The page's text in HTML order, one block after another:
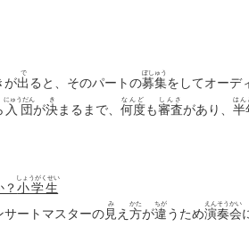
が出
で
ると、そのパートの募集
ぼしゅう
をしてオーデ
入団
にゅうだん
が決
き
まるまで、 何度
なんど
も審査
しんさ
があり、 半
はん
？小学生
しょうがくせい
サートマスターの見
み
え 方
かた
が違
ちが
うため演奏会
えんそうかい